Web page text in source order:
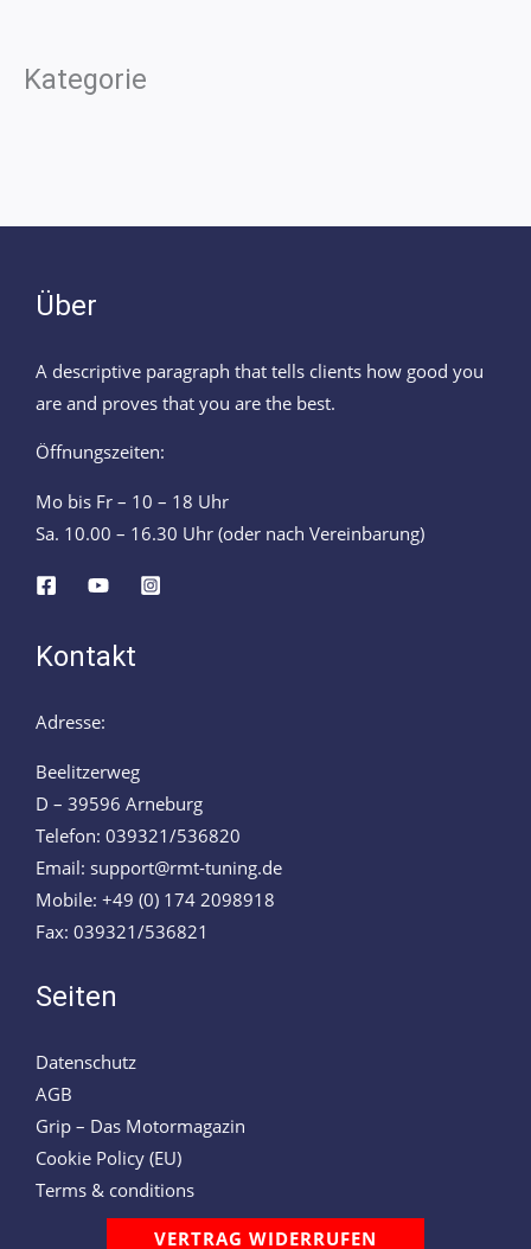
Kategorie
Über
A descriptive paragraph that tells clients how good you
are and proves that you are the best.
Öffnungszeiten:
Mo bis Fr – 10 – 18 Uhr
Sa. 10.00 – 16.30 Uhr (oder nach Vereinbarung)
Kontakt
Adresse:
Beelitzerweg
D – 39596 Arneburg
Telefon: 039321/536820
Email: support@rmt-tuning.de
Mobile: +49 (0) 174 2098918
Fax: 039321/536821
Seiten
Datenschutz
AGB
Grip – Das Motormagazin
Cookie Policy (EU)
Terms & conditions
VERTRAG WIDERRUFEN